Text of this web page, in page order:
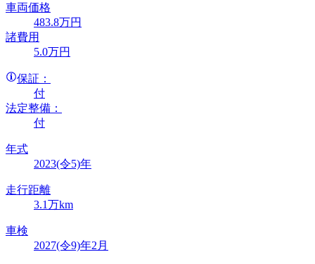
車両価格
483.8万円
諸費用
5.0万円
保証：
付
法定整備：
付
年式
2023(令5)年
走行距離
3.1万km
車検
2027(令9)年2月